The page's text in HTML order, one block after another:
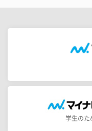
学生のた